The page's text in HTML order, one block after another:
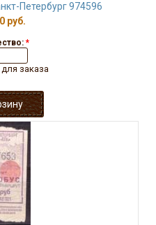
Петербург 974596
руб.
*
заказа